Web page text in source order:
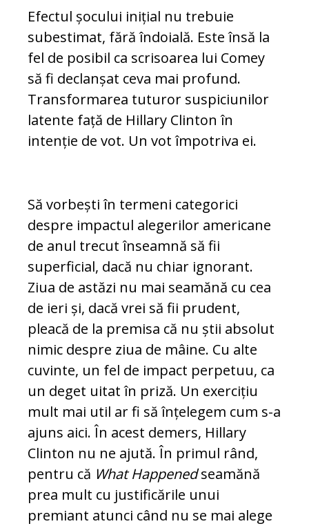
Efectul șocului inițial nu trebuie
subestimat, fără îndoială. Este însă la
fel de posibil ca scrisoarea lui Comey
să fi de­clanșat ceva mai profund.
Transformarea tuturor suspiciunilor
latente față de Hilla­ry Clinton în
intenție de vot. Un vot îm­potriva ei.
Să vorbești în termeni categorici
despre impactul alegerilor americane
de anul tre­cut înseamnă să fii
superficial, dacă nu chiar ignorant.
Ziua de astăzi nu mai sea­mănă cu cea
de ieri și, dacă vrei să fii prudent,
pleacă de la premisa că nu știi absolut
nimic despre ziua de mâine. Cu alte
cuvinte, un fel de impact perpetuu, ca
un deget uitat în priză. Un exercițiu
mult mai util ar fi să înțelegem cum s-a
ajuns aici. În acest demers, Hillary
Clinton nu ne ajută. În primul rând,
pentru că What Happenedseamănă
prea mult cu jus­tificările unui
premiant atunci când nu se mai alege